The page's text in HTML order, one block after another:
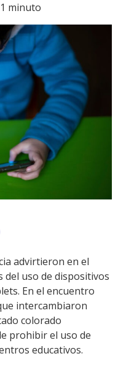
minuto
Linkadvirtieron en el
del uso de dispositivos
En el encuentro
intercambiaron
colorado
prohibir el uso de
educativos.